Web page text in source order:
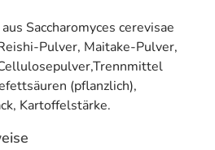
Saccharomyces cerevisae
Pulver, Maitake-Pulver,
(pflanzlich),
Kartoffelstärke.